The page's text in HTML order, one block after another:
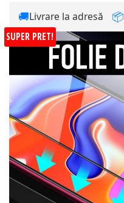
🚚Livrare la adresă 📦
SUPER PRET!